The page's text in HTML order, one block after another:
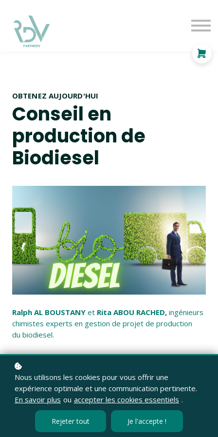
OBTENEZ AUJOURD'HUI
Conseil en
production de
Biodiesel
Ralph AL BOUSTANY et Rita ABOU RACHED, ingénieurs
chimistes experts en gestion de projet de production
du biodiesel.
Souhaitez-vous diminuer vos coûts d'exploitation
tout en adoptant une solution écoresponsable ?
Le Biodiesel pourrait être l'alternative durable
que vous recherchez. Il s'agit d'un biocarburant
écologique produisant peu de déchets, pouvant
Nous utilisons les cookies pour vous offrir une
expérience optimale et une communication pertinente.
En savoir plus ou accepter les cookies essentiels .
Rejeter tout Je l'accepte !